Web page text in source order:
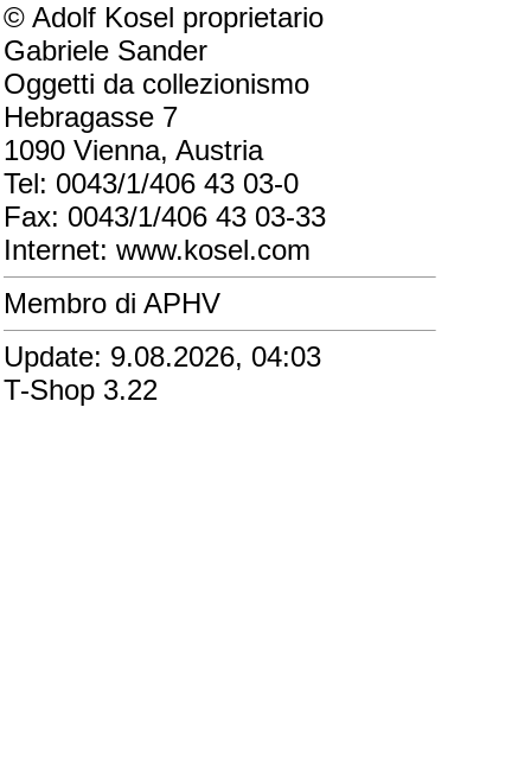
© Adolf Kosel proprietario
Gabriele Sander
Oggetti da collezionismo
Hebragasse 7
1090 Vienna, Austria
Tel: 0043/1/406 43 03-0
Fax: 0043/1/406 43 03-33
Internet: www.kosel.com
Membro di APHV
Update: 9.08.2026, 04:03
T-Shop 3.22